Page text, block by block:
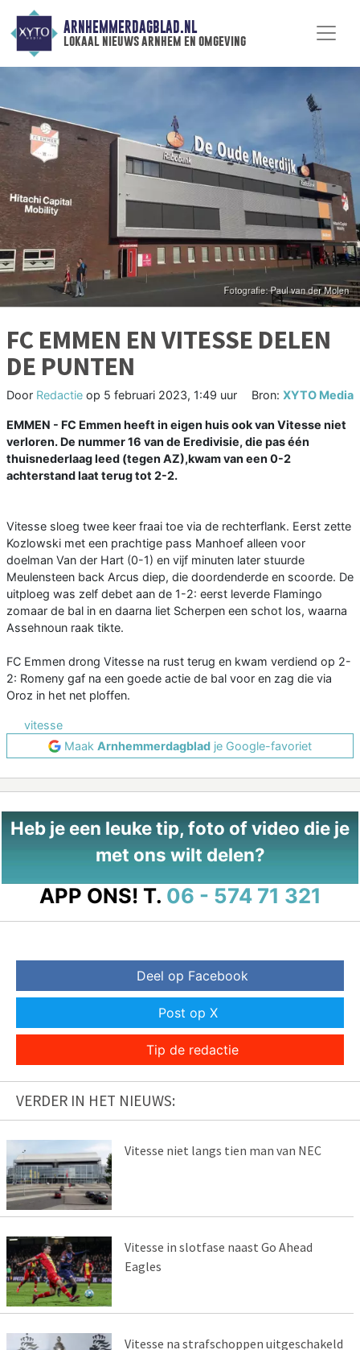
ARNHEMMERDAGBLAD.NL
lokaal nieuws arnhem en omgeving
FC EMMEN EN VITESSE DELEN
DE PUNTEN
Door Redactie op 5 februari 2023, 1:49 uur Bron: XYTO Media
EMMEN - FC Emmen heeft in eigen huis ook van Vitesse niet
verloren. De nummer 16 van de Eredivisie, die pas één
thuisnederlaag leed (tegen AZ),kwam van een 0-2
achterstand laat terug tot 2-2.
Vitesse sloeg twee keer fraai toe via de rechterflank. Eerst zette
Kozlowski met een prachtige pass Manhoef alleen voor
doelman Van der Hart (0-1) en vijf minuten later stuurde
Meulensteen back Arcus diep, die doordenderde en scoorde. De
uitploeg was zelf debet aan de 1-2: eerst leverde Flamingo
zomaar de bal in en daarna liet Scherpen een schot los, waarna
Assehnoun raak tikte.
FC Emmen drong Vitesse na rust terug en kwam verdiend op 2-
2: Romeny gaf na een goede actie de bal voor en zag die via
Oroz in het net ploffen.
vitesse
Maak Arnhemmerdagblad je Google-favoriet
Heb je een leuke tip, foto of video die je
met ons wilt delen?
APP ONS! T. 06 - 574 71 321
Deel op Facebook
Post op X
Tip de redactie
VERDER IN HET NIEUWS:
Vitesse niet langs tien man van NEC
Vitesse in slotfase naast Go Ahead
Eagles
Vitesse na strafschoppen uitgeschakeld